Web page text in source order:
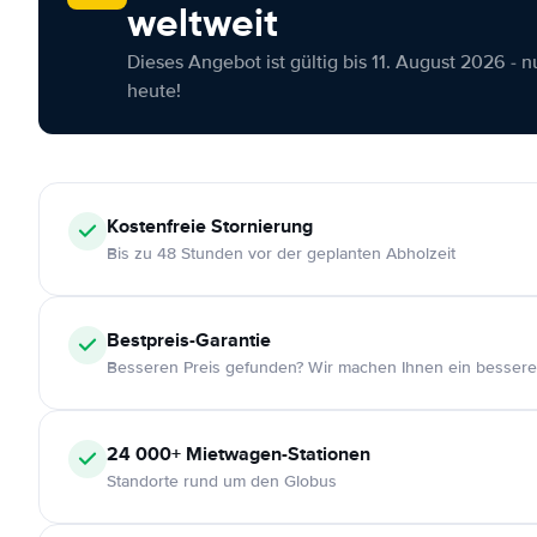
weltweit
Dieses Angebot ist gültig bis 11. August 2026 -
heute!
KostenfreieStornierung
Bis zu 48 Stunden vor der geplanten Abholzeit
Bestpreis-Garantie
Besseren Preis gefunden? Wir machen Ihnen ein
24 000+ Mietwagen-Stationen
Standorte rund um den Globus